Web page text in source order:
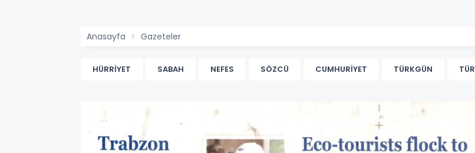
Anasayfa Gazeteler
HÜRRİYET SABAH NEFES SÖZCÜ CUMHURİYET TÜRKGÜN